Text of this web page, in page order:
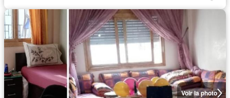
Voir la photo